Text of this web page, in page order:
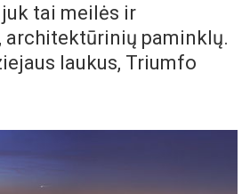
tai meilės ir
architektūrinių paminklų.
laukus, Triumfo